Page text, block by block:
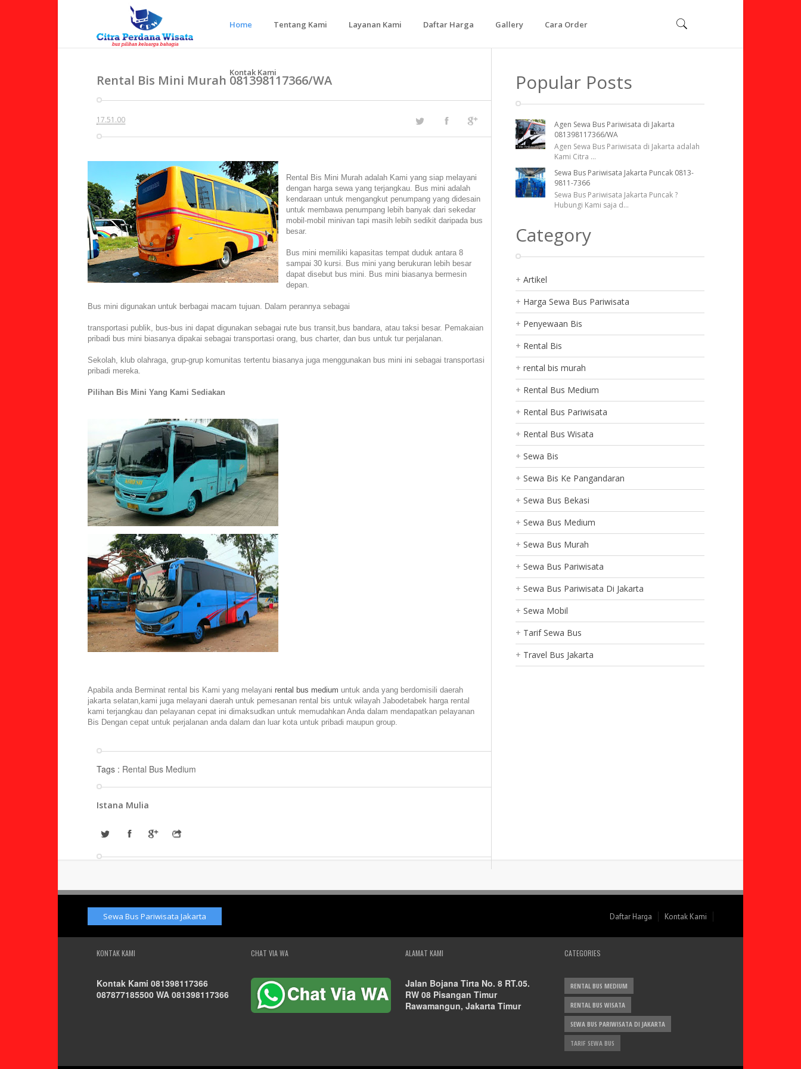
Home Tentang Kami Layanan Kami Daftar Harga Gallery Cara Order
Kontak Kami
Rental Bis Mini Murah 081398117366/WA
17.51.00
Rental Bis Mini Murah adalah Kami yang siap melayani
dengan harga sewa yang terjangkau. Bus mini adalah
kendaraan untuk mengangkut penumpang yang didesain
untuk membawa penumpang lebih banyak dari sekedar
mobil-mobil minivan tapi masih lebih sedikit daripada bus
besar.
Bus mini memiliki kapasitas tempat duduk antara 8
sampai 30 kursi. Bus mini yang berukuran lebih besar
dapat disebut bus mini. Bus mini biasanya bermesin
depan.
Bus mini digunakan untuk berbagai macam tujuan. Dalam perannya sebagai
transportasi publik, bus-bus ini dapat digunakan sebagai rute bus transit,bus bandara, atau taksi besar. Pemakaian
pribadi bus mini biasanya dipakai sebagai transportasi orang, bus charter, dan bus untuk tur perjalanan.
Sekolah, klub olahraga, grup-grup komunitas tertentu biasanya juga menggunakan bus mini ini sebagai transportasi
pribadi mereka.
Pilihan Bis Mini Yang Kami Sediakan
Apabila anda Berminat rental bis Kami yang melayani rental bus medium untuk anda yang berdomisili daerah
jakarta selatan,kami juga melayani daerah untuk pemesanan rental bis untuk wilayah Jabodetabek harga rental
kami terjangkau dan pelayanan cepat ini dimaksudkan untuk memudahkan Anda dalam mendapatkan pelayanan
Bis Dengan cepat untuk perjalanan anda dalam dan luar kota untuk pribadi maupun group.
Tags : Rental Bus Medium
Istana Mulia
Popular Posts
Agen Sewa Bus Pariwisata di Jakarta
081398117366/WA
Agen Sewa Bus Pariwisata di Jakarta adalah
Kami Citra ...
Sewa Bus Pariwisata Jakarta Puncak 0813-
9811-7366
Sewa Bus Pariwisata Jakarta Puncak ?
Hubungi Kami saja d...
Category
Artikel
Harga Sewa Bus Pariwisata
Penyewaan Bis
Rental Bis
rental bis murah
Rental Bus Medium
Rental Bus Pariwisata
Rental Bus Wisata
Sewa Bis
Sewa Bis Ke Pangandaran
Sewa Bus Bekasi
Sewa Bus Medium
Sewa Bus Murah
Sewa Bus Pariwisata
Sewa Bus Pariwisata Di Jakarta
Sewa Mobil
Tarif Sewa Bus
Travel Bus Jakarta
Sewa Bus Pariwisata Jakarta Daftar Harga Kontak Kami
KONTAK KAMI
Kontak Kami 081398117366
087877185500 WA 081398117366
CHAT VIA WA ALAMAT KAMI
Jalan Bojana Tirta No. 8 RT.05.
RW 08 Pisangan Timur
Rawamangun, Jakarta Timur
CATEGORIES
RENTAL BUS MEDIUM
RENTAL BUS WISATA
SEWA BUS PARIWISATA DI JAKARTA
TARIF SEWA BUS